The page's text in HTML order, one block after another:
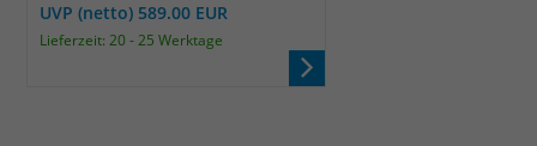
UVP (netto) 589.00 EUR
Lieferzeit: 20 - 25 Werktage